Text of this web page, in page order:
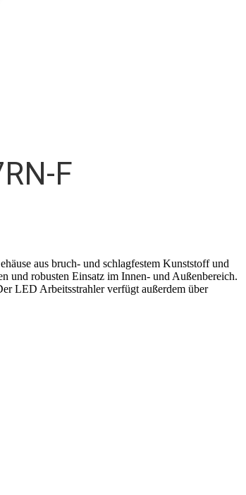
F
aus bruch- und schlagfestem Kunststoff und
und robusten Einsatz im Innen- und Außenbereich.
LED Arbeitsstrahler verfügt außerdem über